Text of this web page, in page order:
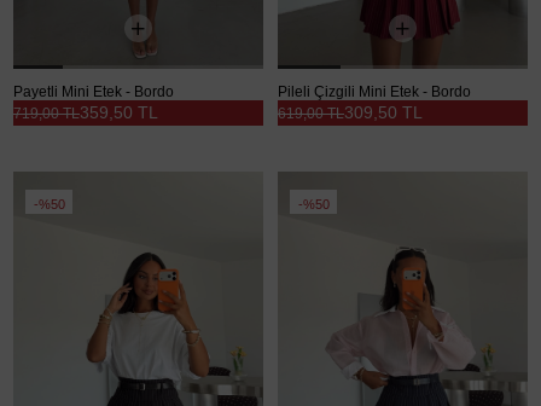
Payetli Mini Etek - Bordo
359,50 TL
719,00 TL
Pileli Çizgili Mini Etek - Bordo
309,50 TL
619,00 TL
%50 %50